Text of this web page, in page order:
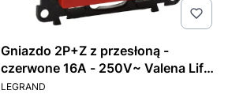
Gniazdo 2P+Z z przesłoną -
czerwone 16A - 250V~ Valena Life
753189
PRODUCENT
LEGRAND